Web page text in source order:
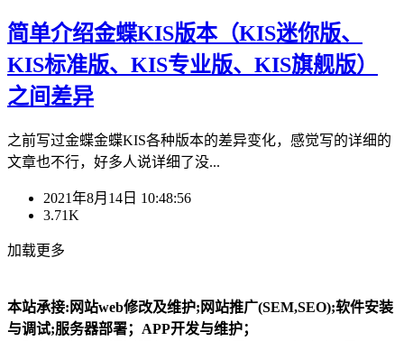
简单介绍金蝶KIS版本（KIS迷你版、
KIS标准版、KIS专业版、KIS旗舰版）
之间差异
之前写过金蝶金蝶KIS各种版本的差异变化，感觉写的详细的
文章也不行，好多人说详细了没...
2021年8月14日 10:48:56
3.71K
加载更多
本站承接:网站web修改及维护;网站推广(SEM,SEO);软件安装
与调试;服务器部署；APP开发与维护；